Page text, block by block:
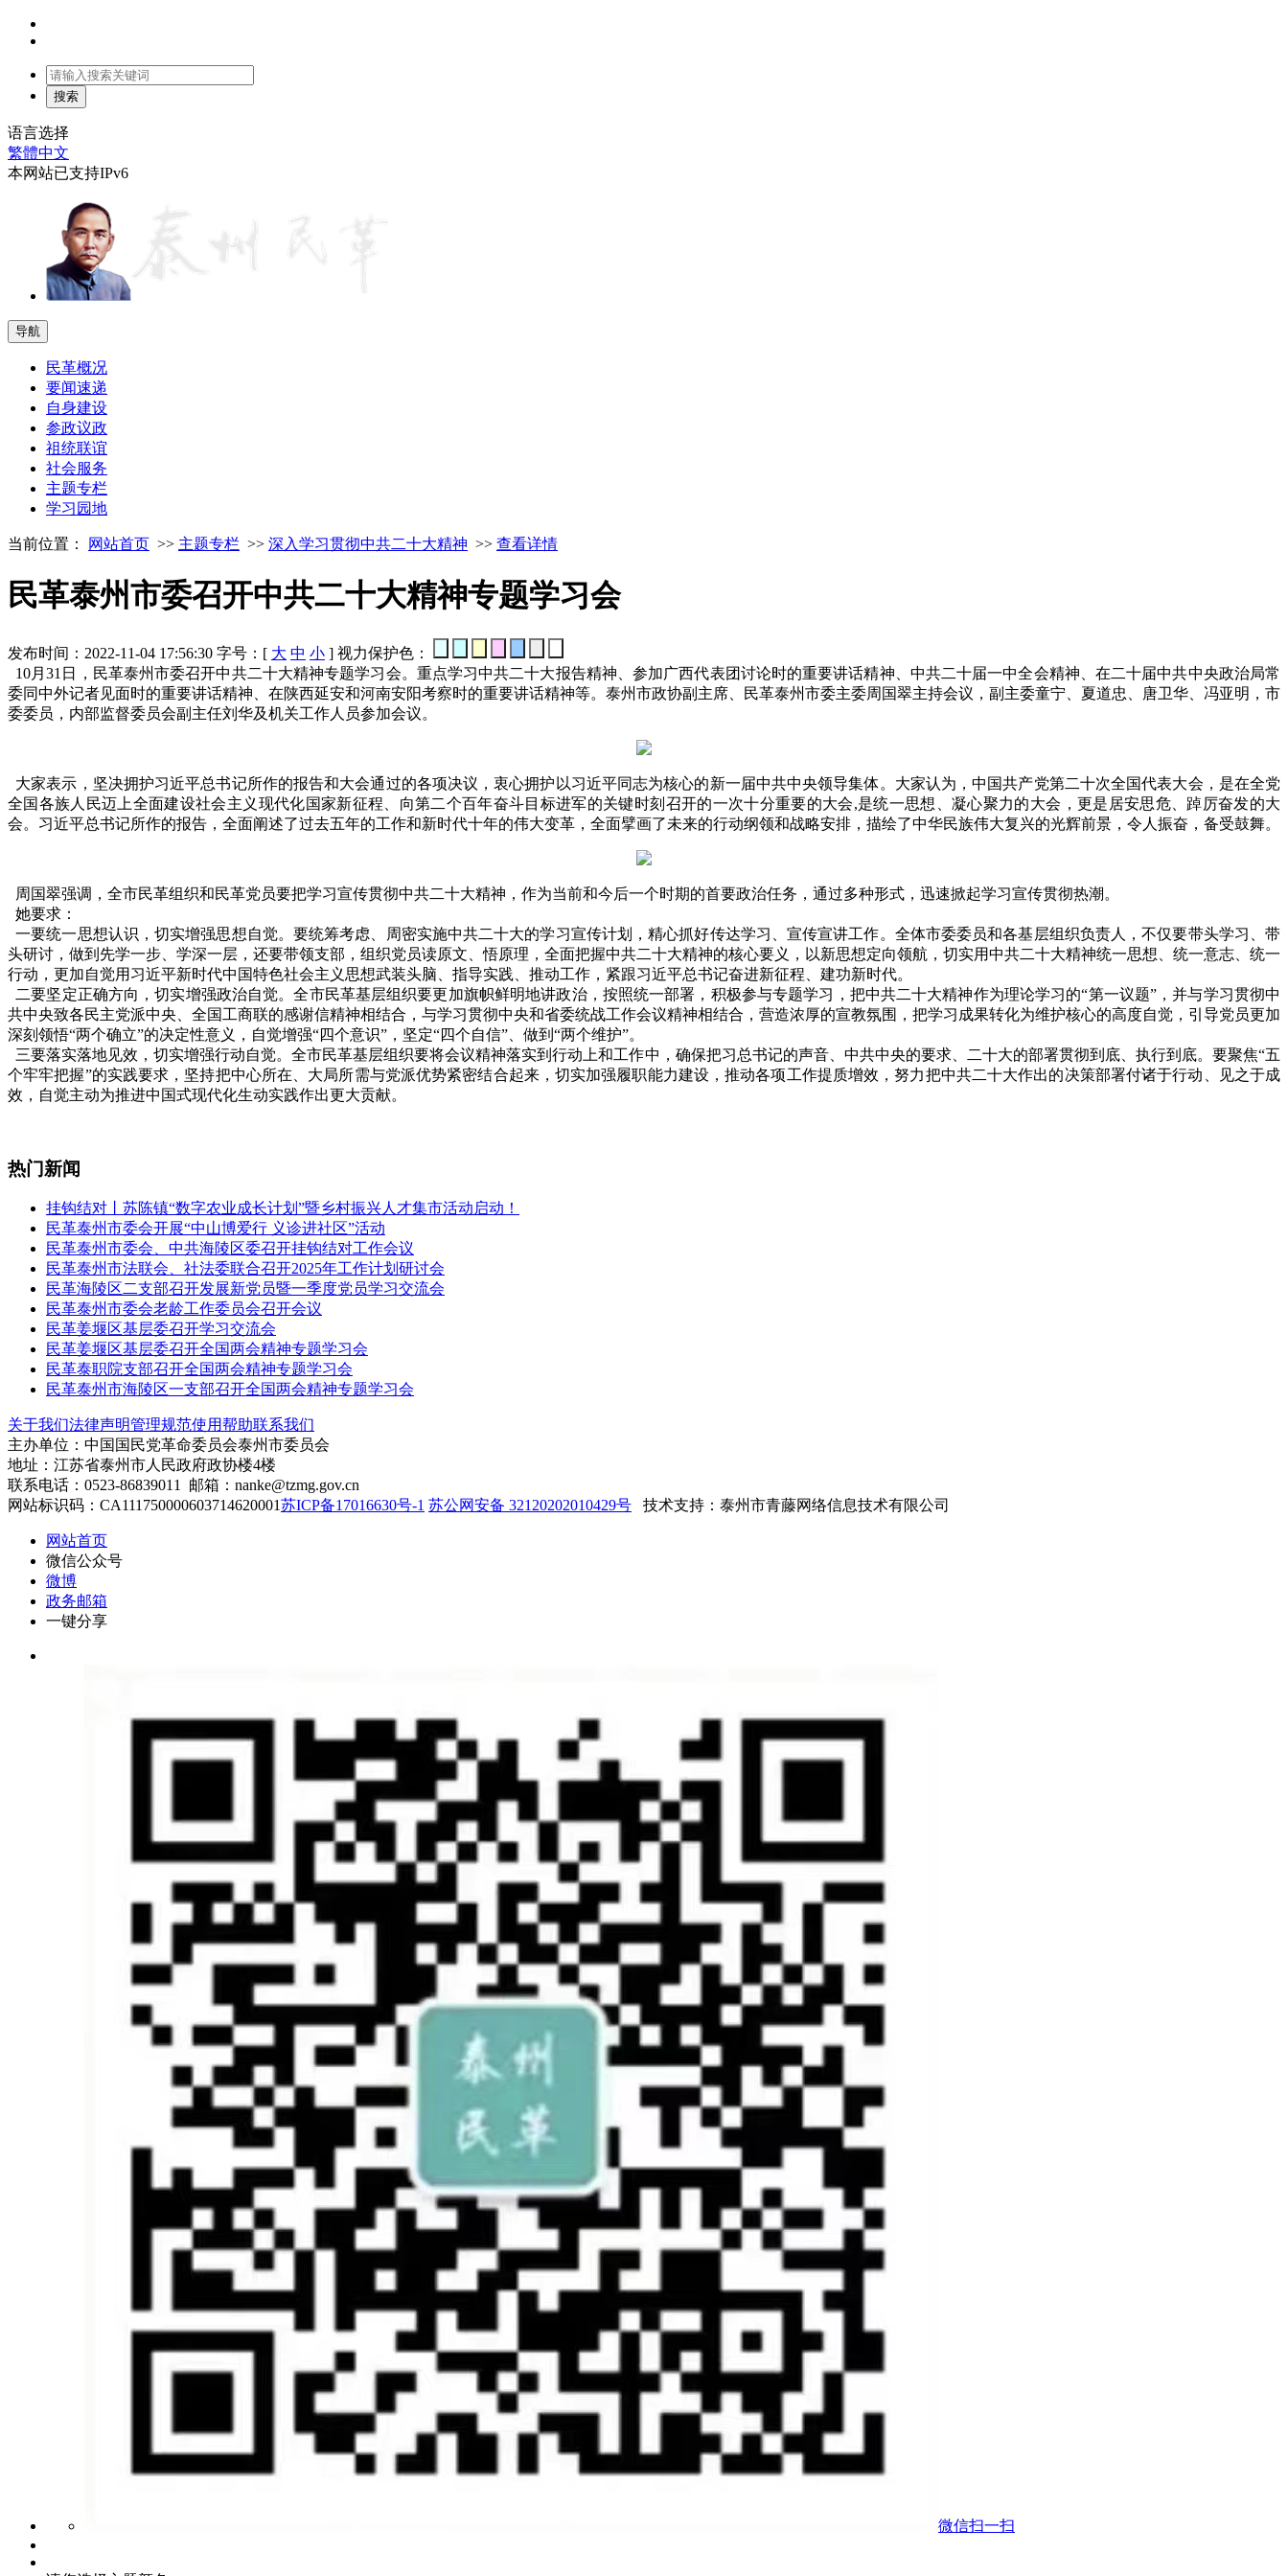
语言选择
繁體中文
本网站已支持IPv6
导航
民革概况
要闻速递
自身建设
参政议政
祖统联谊
社会服务
主题专栏
学习园地
当前位置： 网站首页 >> 主题专栏 >> 深入学习贯彻中共二十大精神 >> 查看详情
民革泰州市委召开中共二十大精神专题学习会
发布时间：2022-11-04 17:56:30 字号：[ 大 中 小 ] 视力保护色：
10月31日，民革泰州市委召开中共二十大精神专题学习会。重点学习中共二十大报告精神、参加广西代表团讨论时的重要讲话精神、中共二十届一中全会精神、在二十届中共中央政治局常
委同中外记者见面时的重要讲话精神、在陕西延安和河南安阳考察时的重要讲话精神等。泰州市政协副主席、民革泰州市委主委周国翠主持会议，副主委童宁、夏道忠、唐卫华、冯亚明，市
委委员，内部监督委员会副主任刘华及机关工作人员参加会议。
大家表示，坚决拥护习近平总书记所作的报告和大会通过的各项决议，衷心拥护以习近平同志为核心的新一届中共中央领导集体。大家认为，中国共产党第二十次全国代表大会，是在全党
全国各族人民迈上全面建设社会主义现代化国家新征程、向第二个百年奋斗目标进军的关键时刻召开的一次十分重要的大会,是统一思想、凝心聚力的大会，更是居安思危、踔厉奋发的大
会。习近平总书记所作的报告，全面阐述了过去五年的工作和新时代十年的伟大变革，全面擘画了未来的行动纲领和战略安排，描绘了中华民族伟大复兴的光辉前景，令人振奋，备受鼓舞。
周国翠强调，全市民革组织和民革党员要把学习宣传贯彻中共二十大精神，作为当前和今后一个时期的首要政治任务，通过多种形式，迅速掀起学习宣传贯彻热潮。
她要求：
一要统一思想认识，切实增强思想自觉。要统筹考虑、周密实施中共二十大的学习宣传计划，精心抓好传达学习、宣传宣讲工作。全体市委委员和各基层组织负责人，不仅要带头学习、带
头研讨，做到先学一步、学深一层，还要带领支部，组织党员读原文、悟原理，全面把握中共二十大精神的核心要义，以新思想定向领航，切实用中共二十大精神统一思想、统一意志、统一
行动，更加自觉用习近平新时代中国特色社会主义思想武装头脑、指导实践、推动工作，紧跟习近平总书记奋进新征程、建功新时代。
二要坚定正确方向，切实增强政治自觉。全市民革基层组织要更加旗帜鲜明地讲政治，按照统一部署，积极参与专题学习，把中共二十大精神作为理论学习的“第一议题”，并与学习贯彻中
共中央致各民主党派中央、全国工商联的感谢信精神相结合，与学习贯彻中央和省委统战工作会议精神相结合，营造浓厚的宣教氛围，把学习成果转化为维护核心的高度自觉，引导党员更加
深刻领悟“两个确立”的决定性意义，自觉增强“四个意识”，坚定“四个自信”、做到“两个维护”。
三要落实落地见效，切实增强行动自觉。全市民革基层组织要将会议精神落实到行动上和工作中，确保把习总书记的声音、中共中央的要求、二十大的部署贯彻到底、执行到底。要聚焦“五
个牢牢把握”的实践要求，坚持把中心所在、大局所需与党派优势紧密结合起来，切实加强履职能力建设，推动各项工作提质增效，努力把中共二十大作出的决策部署付诸于行动、见之于成
效，自觉主动为推进中国式现代化生动实践作出更大贡献。
热门新闻
挂钩结对丨苏陈镇“数字农业成长计划”暨乡村振兴人才集市活动启动！
民革泰州市委会开展“中山博爱行 义诊进社区”活动
民革泰州市委会、中共海陵区委召开挂钩结对工作会议
民革泰州市法联会、社法委联合召开2025年工作计划研讨会
民革海陵区二支部召开发展新党员暨一季度党员学习交流会
民革泰州市委会老龄工作委员会召开会议
民革姜堰区基层委召开学习交流会
民革姜堰区基层委召开全国两会精神专题学习会
民革泰职院支部召开全国两会精神专题学习会
民革泰州市海陵区一支部召开全国两会精神专题学习会
关于我们法律声明管理规范使用帮助联系我们
主办单位：中国国民党革命委员会泰州市委员会
地址：江苏省泰州市人民政府政协楼4楼
联系电话：0523-86839011 邮箱：nanke@tzmg.gov.cn
网站标识码：CA111750000603714620001苏ICP备17016630号-1 苏公网安备 32120202010429号 技术支持：泰州市青藤网络信息技术有限公司
网站首页
微信公众号
微博
政务邮箱
一键分享
微信扫一扫